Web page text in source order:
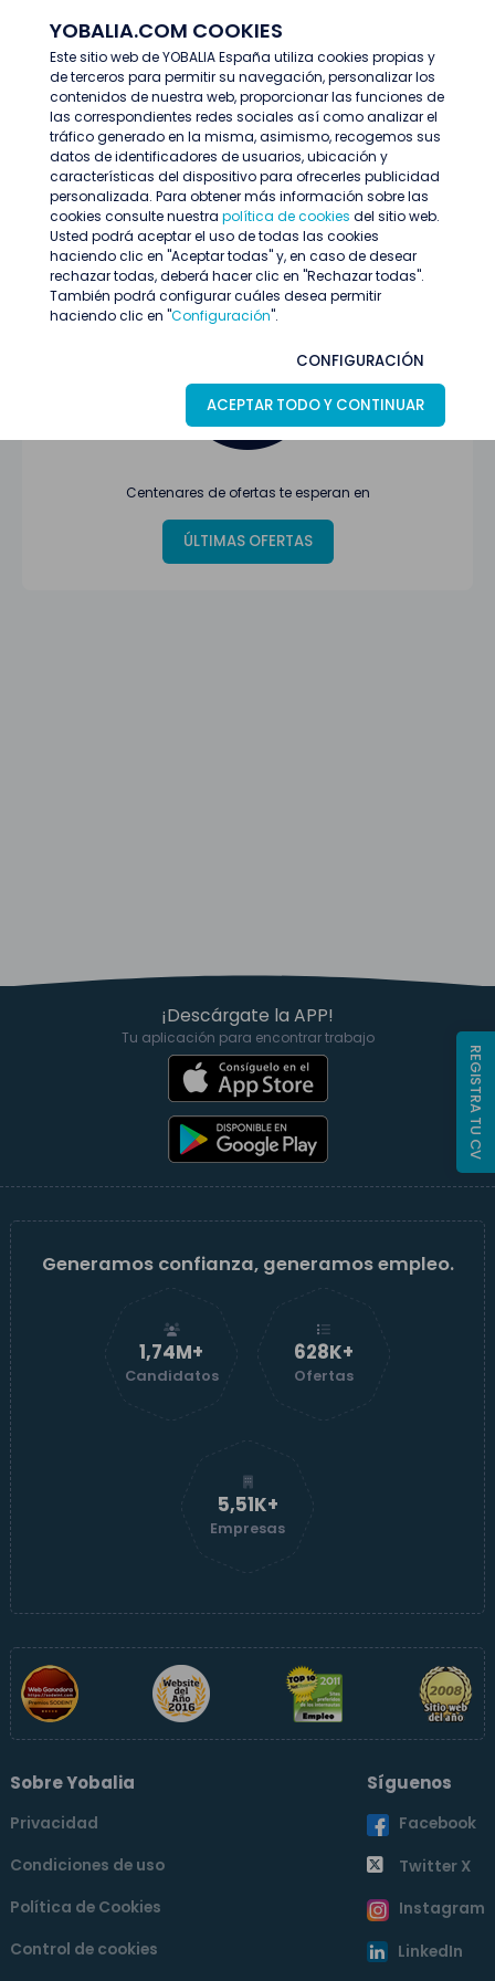
YOBALIA.COM COOKIES
Este sitio web de YOBALIA España utiliza cookies propias y
de terceros para permitir su navegación, personalizar los
contenidos de nuestra web, proporcionar las funciones de
las correspondientes redes sociales así como analizar el
tráfico generado en la misma, asimismo, recogemos sus
datos de identificadores de usuarios, ubicación y
características del dispositivo para ofrecerles publicidad
personalizada. Para obtener más información sobre las
cookies consulte nuestra política de cookies del sitio web.
Usted podrá aceptar el uso de todas las cookies
haciendo clic en "Aceptar todas" y, en caso de desear
rechazar todas, deberá hacer clic en "Rechazar todas".
También podrá configurar cuáles desea permitir
haciendo clic en "Configuración".
CONFIGURACIÓN
ACEPTAR TODO Y CONTINUAR
Últimas ofertas
Oferta no encontrada o ha finalizado su
proceso de selección
Centenares de ofertas te esperan en
ÚLTIMAS OFERTAS
¡Descárgate la APP!
Tu aplicación para encontrar trabajo
Generamos confianza, generamos empleo.
1,74M+
Candidatos
629K+
Ofertas
5,52K+
Empresas
Sobre Yobalia
Privacidad
Condiciones de uso
Política de Cookies
Control de cookies
Síguenos
Facebook
Twitter X
Instagram
LinkedIn
REGISTRA TU CV